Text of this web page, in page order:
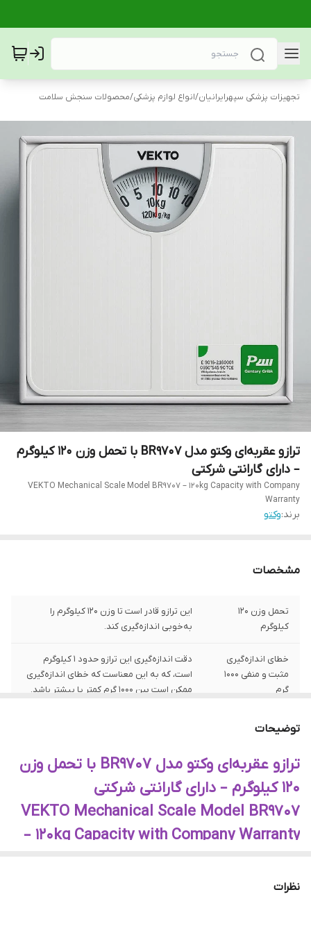
تجهیزات پزشکی سپهرایرانیان/انواع لوازم پزشکی/محصولات سنجش سلامت
ترازو عقربه‌ای وکتو مدل BR9707 با تحمل وزن ۱۲۰ کیلوگرم
– دارای گارانتی شرکتی
VEKTO Mechanical Scale Model BR9707 – 120kg Capacity with Company
Warranty
برند:وکتو
مشخصات
تحمل وزن 120
کیلوگرم
این ترازو قادر است تا وزن 120 کیلوگرم را
به‌خوبی اندازه‌گیری کند.
خطای اندازه‌گیری
مثبت و منفی 1000
گرم
دقت اندازه‌گیری این ترازو حدود 1 کیلوگرم
است، که به این معناست که خطای اندازه‌گیری
ممکن است بین 1000 گرم کمتر یا بیشتر باشد.
گارانتی یک‌ساله
محصول وکتو آلمان،
تولید و بسته‌بندی
ترازو وکتو BR9707 به عنوان یک محصول برند
معتبر آلمانی تولید و بسته‌بندی شده در کشور
توضیحات
ترازو عقربه‌ای وکتو مدل BR9707 با تحمل وزن
۱۲۰ کیلوگرم – دارای گارانتی شرکتی
VEKTO Mechanical Scale Model BR9707
– 120kg Capacity with Company Warranty
ترازو عقربه‌ای وکتو مدل BR9707
نظرات